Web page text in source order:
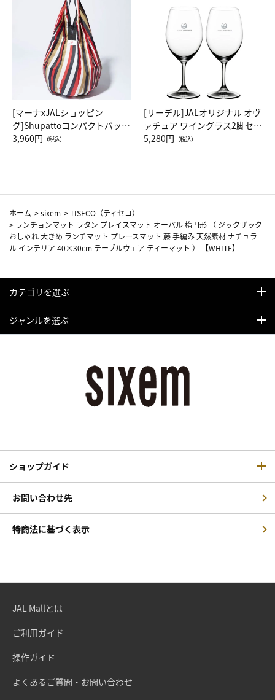
[マーナxJALショッピン
グ]Shupattoコンパクトバッグ
Drop JAL客室乗務員（LC）ス
3,960円 （税込）
[リーデル]JALオリジナル オヴ
ァチュア ワイングラス2脚セッ
ト（レッドワイン）
5,280円 （税込）
ホーム >sixem >TISECO（ティセコ）
> ランチョンマット ラタン プレイスマット オーバル 楕円形 （ ジックザック
おしゃれ 大きめ ランチマット プレースマット 藤 手編み 天然素材 ナチュラ
ル インテリア 40×30cm テーブルウェア ティーマット ） 【WHITE】
カテゴリを選ぶ
ジャンルを選ぶ
ショップガイド
お問い合わせ先
特商法に基づく表示
JAL Mallとは
ご利用ガイド
操作ガイド
よくあるご質問・お問い合わせ